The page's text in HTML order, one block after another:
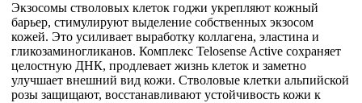
Экзосомы стволовых клеток годжи укрепляют кожный
барьер, стимулируют выделение собственных экзосом
кожей. Это усиливает выработку коллагена, эластина и
гликозаминогликанов. Комплекс Telosense Active сохраняет
целостную ДНК, продлевает жизнь клеток и заметно
улучшает внешний вид кожи. Стволовые клетки альпийской
розы защищают, восстанавливают устойчивость кожи к